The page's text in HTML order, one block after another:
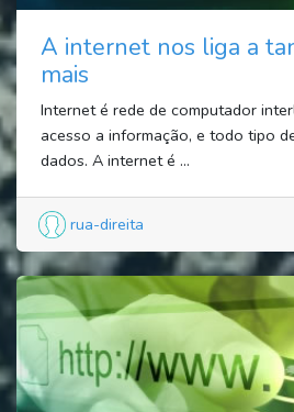
A internet nos liga a
mais
Internet é rede de computador
acesso a informação, e todo tipo
dados. A internet é ...
rua-direita